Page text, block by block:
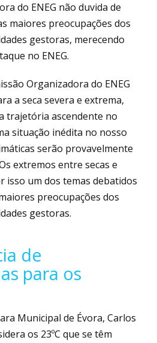
do ENEG não duvida de
maiores preocupações dos
gestoras, merecendo
no ENEG.
Organizadora do ENEG
a seca severa e extrema,
trajetória ascendente no
situação inédita no nosso
serão provavelmente
extremos entre secas e
isso um dos temas debatidos
preocupações dos
gestoras.
de
para os
Municipal de Évora, Carlos
os 23ºC que se têm